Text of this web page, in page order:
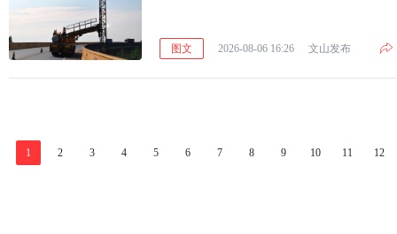
图文 2026-08-06 16:26 文山发布
1 2 3 4 5 6 7 8 9 10 11 12